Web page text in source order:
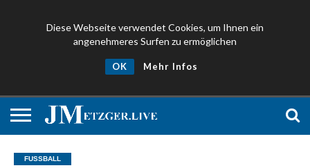
Diese Webseite verwendet Cookies, um Ihnen ein
angenehmeres Surfen zu ermöglichen
OK Mehr Infos
FUSSBALL